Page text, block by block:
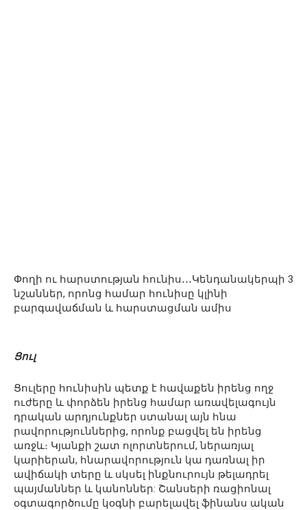
Փողի ու հարստության հունիս․․․Կենդանակերպի 3
նշաններ, որոնց համար հունիսը կլինի
բարգավաճման և հարստացման ամիս
Ցուլ
Ցուլերը հունիսին պետք է հավաքեն իրենց ողջ
ուժերը և փորձեն իրենց համար առավելագույն
դրական արդյունքներ ստանալ այն հնա
րավորություններից, որոնք բացվել են իրենց
առջև։ Կյանքի շատ ոլորտներում, ներառյալ
կարիերան, հնարավորություն կա դառնալ իր
ավիճակի տերը և սկսել ինքնուրույն թելադրել
պայմաններ և կանոններ: Շանսերի ռացիոնալ
օգտագործումը կօգնի բարելավել ֆինանս ական